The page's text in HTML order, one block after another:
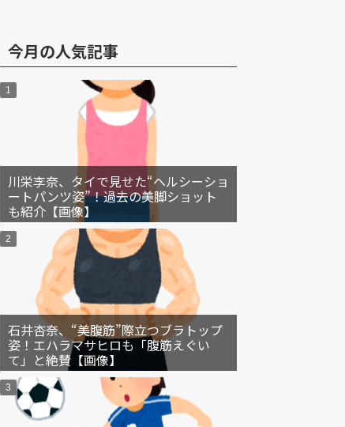
今月の人気記事
川栄李奈、タイで見せた“ヘルシーショ
ートパンツ姿”！過去の美脚ショット
も紹介【画像】
石井杏奈、“美腹筋”際立つブラトップ
姿！エハラマサヒロも「腹筋えぐい
て」と絶賛【画像】